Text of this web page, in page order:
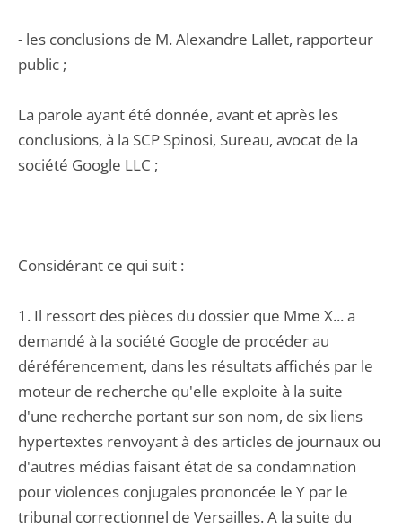
- les conclusions de M. Alexandre Lallet, rapporteur
public ;
La parole ayant été donnée, avant et après les
conclusions, à la SCP Spinosi, Sureau, avocat de la
société Google LLC ;
Considérant ce qui suit :
1. Il ressort des pièces du dossier que Mme X... a
demandé à la société Google de procéder au
déréférencement, dans les résultats affichés par le
moteur de recherche qu'elle exploite à la suite
d'une recherche portant sur son nom, de six liens
hypertextes renvoyant à des articles de journaux ou
d'autres médias faisant état de sa condamnation
pour violences conjugales prononcée le Y par le
tribunal correctionnel de Versailles. A la suite du